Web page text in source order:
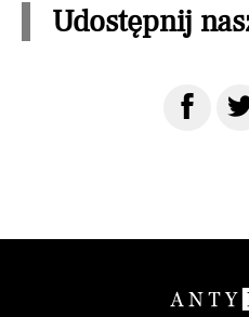
Udostępnij